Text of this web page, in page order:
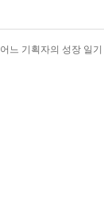
어느 기획자의 성장 일기